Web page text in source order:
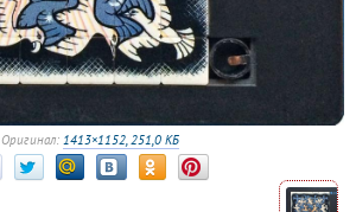
Оригинал: 1413×1152, 251,0 КБ